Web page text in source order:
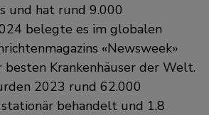
und hat rund 9.000
belegte es im globalen
Newsweek
Krankenhäuser der Welt.
2023 rund 62.000
behandelt und 1,8